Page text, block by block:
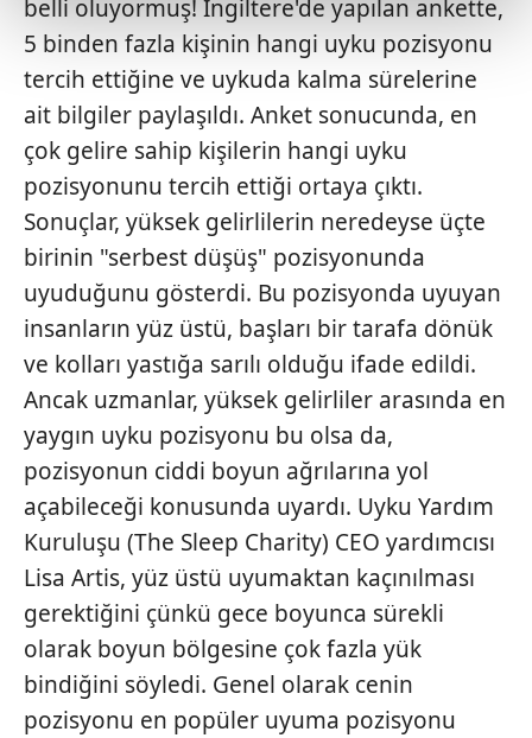
kalemimiz olduğunu sizlere hatırlatmak isteriz.
Her halükârda, kullanıcılar, bu çerezlere izin vermedikleri
takdirde, kullanıcılara hedefli reklamlar
gösterilmeyecektir."
Sizlere daha iyi bir hizmet sunabilmek için İnternet
Sitemizde kendimize ve üçüncü kişilere ait çerezler
kullanılmaktadır. Bu çerezler vasıtasıyla çeşitli kişisel
verileriniz işlenmekte olup gerekli olan çerezler bilgi
toplumu hizmetlerinin sunulması amacıyla
kullanılmaktadır. Diğer çerezler, sitemizin daha işlevsel
kılınması ve kişiselleştirilmesi ve sizlere yönelik
reklam/pazarlama faaliyetlerinin yapılması, amaçlarıyla
sınırlı olarak açık rızanız dahilinde kullanılacaktır.
Çerezlere ilişkin tercihlerinizi aşağıda yer alan panel
vasıtasıyla belirleyebilirsiniz. Çerezlere ilişkin detaylı bilgi
için Ayarlar butonuna tıklayabilir,Çerez Bilgilendirme
Metnimiziziyaret edebilirsiniz.
6698 sayılı Kişisel Verilerin Korunması Kanunu uyarınca
hazırlanmış Aydınlatma Metnimizi okumak ve sitemizde
ilgili mevzuata uygun olarak kullanılan çerezlerle ilgili bilgi
almak için lütfen tıklayınız.
belli oluyormuş! İngiltere'de yapılan ankette,
5 binden fazla kişinin hangi uyku pozisyonu
tercih ettiğine ve uykuda kalma sürelerine
ait bilgiler paylaşıldı. Anket sonucunda, en
çok gelire sahip kişilerin hangi uyku
pozisyonunu tercih ettiği ortaya çıktı.
Sonuçlar, yüksek gelirlilerin neredeyse üçte
birinin "serbest düşüş" pozisyonunda
uyuduğunu gösterdi. Bu pozisyonda uyuyan
insanların yüz üstü, başları bir tarafa dönük
ve kolları yastığa sarılı olduğu ifade edildi.
Ancak uzmanlar, yüksek gelirliler arasında en
yaygın uyku pozisyonu bu olsa da,
pozisyonun ciddi boyun ağrılarına yol
açabileceği konusunda uyardı. Uyku Yardım
Kuruluşu (The Sleep Charity) CEO yardımcısı
Lisa Artis, yüz üstü uyumaktan kaçınılması
gerektiğini çünkü gece boyunca sürekli
olarak boyun bölgesine çok fazla yük
bindiğini söyledi. Genel olarak cenin
pozisyonu en popüler uyuma pozisyonu